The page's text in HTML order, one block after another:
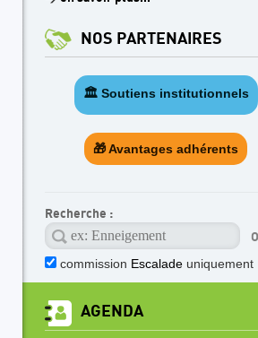
NOS PARTENAIRES
🏛️ Soutiens institutionnels
🎁 Avantages adhérents
Recherche :
commission Escalade uniquement
AGENDA